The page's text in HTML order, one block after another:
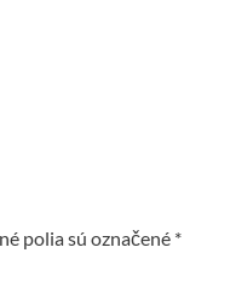
polia sú označené *